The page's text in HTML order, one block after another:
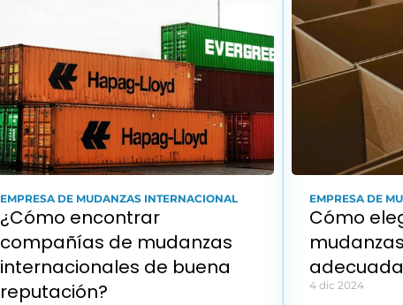
EMPRESA DE MUDANZAS INTERNACIONAL
¿Cómo encontrar
compañías de mudanzas
internacionales de buena
reputación?
EMPRESA DE
Cómo
adecuada
4 dic 2024